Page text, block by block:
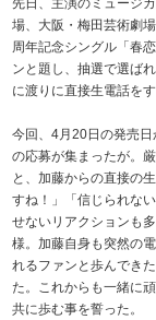
場、大阪・梅田芸術劇
周年記念シングル「春
ンと題し、抽選で選ば
に渡りに直接生電話を
今回、4月20日の発売
の応募が集まったが。
と、加藤からの直接の
すね！」「信じられな
せないリアクションも
様。加藤自身も突然の
れるファンと歩んでき
た。これからも一緒に
共に歩む事を誓った。